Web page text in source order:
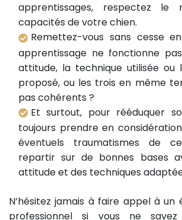
apprentissages, respectez
capacités de votre chien.
Remettez-vous sans cesse
apprentissage ne fonctionne
attitude, la technique utilisée ou
proposé, ou les trois en même
pas cohérents ?
Et surtout, pour rééduquer
toujours prendre en
éventuels traumatismes de
repartir sur de bonnes bases
attitude et des techniques
N’hésitez jamais à faire appel à un
professionnel si vous ne